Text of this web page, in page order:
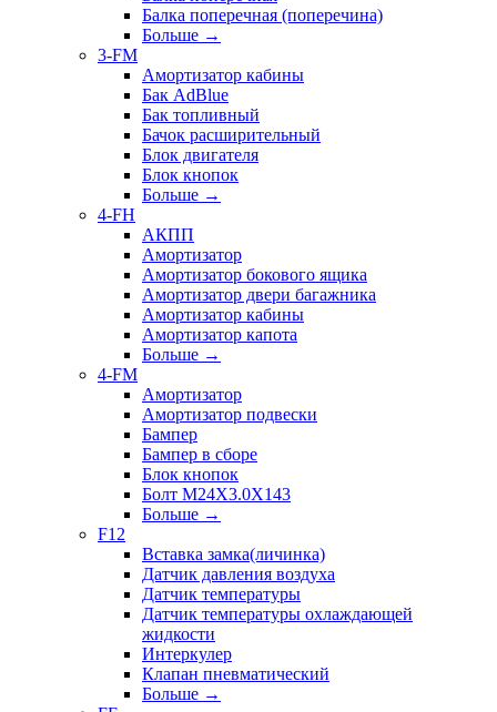
Балка поперечная (поперечина)
Больше →
3-FM
Амортизатор кабины
Бак AdBlue
Бак топливный
Бачок расширительный
Блок двигателя
Блок кнопок
Больше →
4-FH
АКПП
Амортизатор
Амортизатор бокового ящика
Амортизатор двери багажника
Амортизатор кабины
Амортизатор капота
Больше →
4-FM
Амортизатор
Амортизатор подвески
Бампер
Бампер в сборе
Блок кнопок
Болт M24X3.0X143
Больше →
F12
Вставка замка(личинка)
Датчик давления воздуха
Датчик температуры
Датчик температуры охлаждающей
жидкости
Интеркулер
Клапан пневматический
Больше →